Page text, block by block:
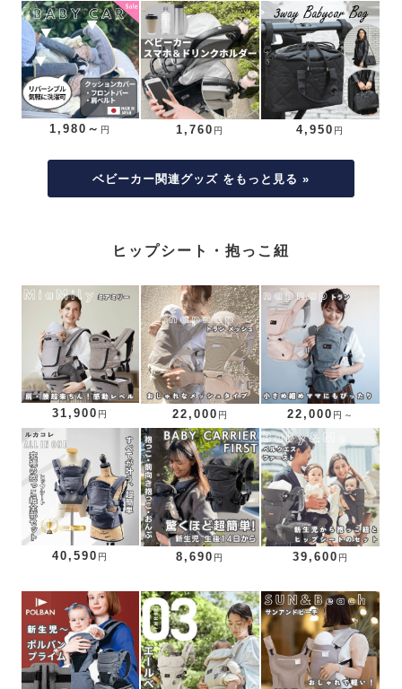
1,980～ 円 1,760 円 4,950 円
ベビーカー関連グッズ をもっと見る »
ヒップシート・抱っこ紐
31,900 円 22,000 円 22,000 円～
40,590 円 8,690 円 39,600 円